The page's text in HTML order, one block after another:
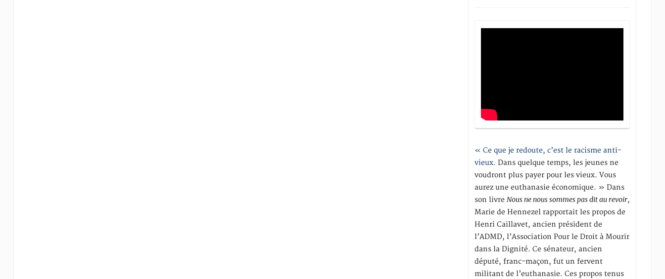
« Ce que je redoute, c’est le racisme anti-
vieux. Dans quelque temps, les jeunes ne
voudront plus payer pour les vieux. Vous
aurez une euthanasie économique. » Dans
son livreNous ne nous sommes pas dit au revoir,
Marie de Hennezel rapportait les propos de
Henri Caillavet, ancien président de
l’ADMD, l’Association Pour le Droit à Mourir
dans la Dignité. Ce sénateur, ancien
député, franc-maçon, fut un fervent
militant de l’euthanasie. Ces propos tenus